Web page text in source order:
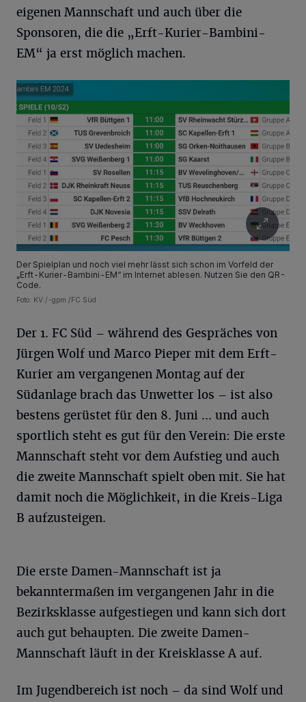
eigenen Mannschaft und auch über die
Sponsoren, die die „Erft-Kurier-Bambini-
EM“ ja erst möglich machen.
Der Spielplan und noch viel mehr lässt sich schon im Vorfeld der
„Erft-Kurier-Bambini-EM“ im Internet ablesen. Nutzen Sie den QR-
Code.
Foto: KV./-gpm./FC Süd
Der 1. FC Süd – während des Gespräches von
Jürgen Wolf und Marco Pieper mit dem Erft-
Kurier am vergangenen Montag auf der
Südanlage brach das Unwetter los – ist also
bestens gerüstet für den 8. Juni ... und auch
sportlich steht es gut für den Verein: Die erste
Mannschaft steht vor dem Aufstieg und auch
die zweite Mannschaft spielt oben mit. Sie hat
damit noch die Möglichkeit, in die Kreis-Liga
B aufzusteigen.
Die erste Damen-Mannschaft ist ja
bekanntermaßen im vergangenen Jahr in die
Bezirksklasse aufgestiegen und kann sich dort
auch gut behaupten. Die zweite Damen-
Mannschaft läuft in der Kreisklasse A auf.
Im Jugendbereich ist noch – da sind Wolf und